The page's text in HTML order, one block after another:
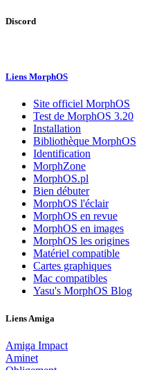
Discord
Liens MorphOS
Site officiel MorphOS
Test de MorphOS 3.20
Installation
Bibliothèque MorphOS
Identification
MorphZone
MorphOS.pl
Bien débuter
MorphOS l'éclair
MorphOS en revue
MorphOS en images
MorphOS les origines
Matériel compatible
Cartes graphiques
Mac compatibles
Yasu's MorphOS Blog
Liens Amiga
Amiga Impact
Aminet